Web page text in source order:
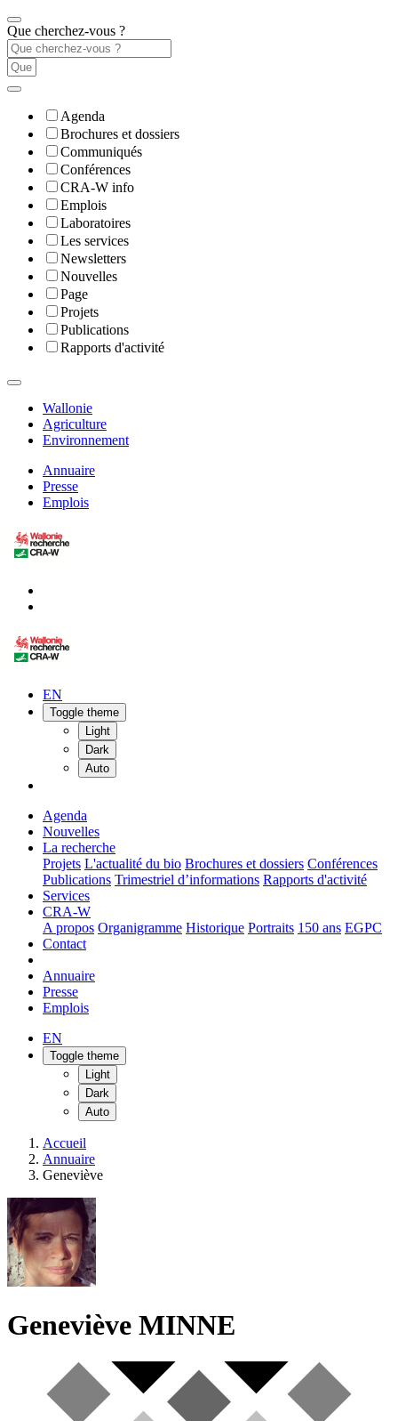
Que cherchez-vous ?
Agenda
Brochures et dossiers
Communiqués
Conférences
CRA-W info
Emplois
Laboratoires
Les services
Newsletters
Nouvelles
Page
Projets
Publications
Rapports d'activité
Wallonie
Agriculture
Environnement
Annuaire
Presse
Emplois
EN
Toggle theme
Light
Dark
Auto
Agenda
Nouvelles
La recherche
Projets L'actualité du bio Brochures et dossiers Conférences
Publications Trimestriel d’informations Rapports d'activité
Services
CRA-W
A propos Organigramme Historique Portraits 150 ans EGPC
Contact
Annuaire
Presse
Emplois
EN
Toggle theme
Light
Dark
Auto
Accueil
Annuaire
Geneviève
Geneviève MINNE